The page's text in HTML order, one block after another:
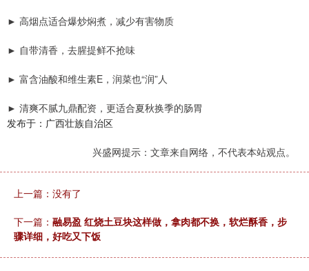
► 高烟点适合爆炒焖煮，减少有害物质
► 自带清香，去腥提鲜不抢味
► 富含油酸和维生素E，润菜也“润”人
► 清爽不腻九鼎配资，更适合夏秋换季的肠胃
发布于：广西壮族自治区
兴盛网提示：文章来自网络，不代表本站观点。
上一篇：没有了
下一篇： 融易盈 红烧土豆块这样做，拿肉都不换，软烂酥香，步
骤详细，好吃又下饭